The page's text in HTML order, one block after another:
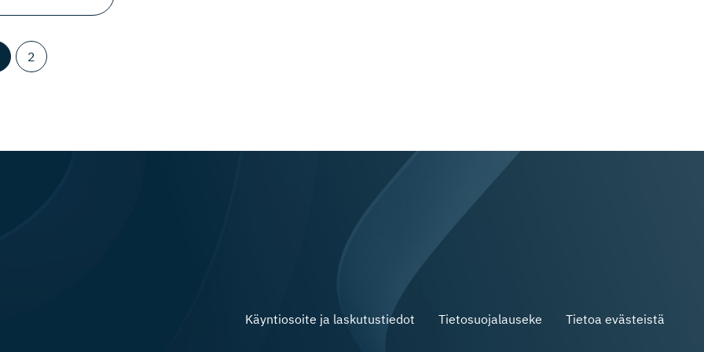
2
Käyntiosoite ja laskutustiedot Tietosuojalauseke Tietoa evästeistä